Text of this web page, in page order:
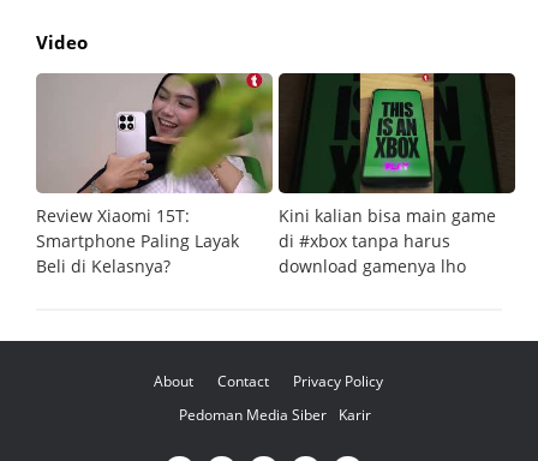
Video
Review Xiaomi 15T:
Smartphone Paling Layak
Beli di Kelasnya?
Kini kalian bisa main game
di #xbox tanpa harus
download gamenya lho
About Contact
Privacy Policy
Pedoman Media Siber
Karir